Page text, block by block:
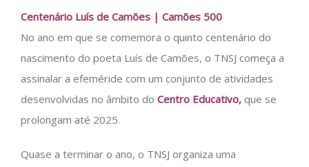
Centenário Luís de Camões | Camões 500
No ano em que se comemora o quinto centenário do
nascimento do poeta Luís de Camões, o TNSJ começa a
assinalar a efeméride com um conjunto de atividades
desenvolvidas no âmbito do Centro Educativo, que se
prolongam até 2025.
Quase a terminar o ano, o TNSJ organiza uma